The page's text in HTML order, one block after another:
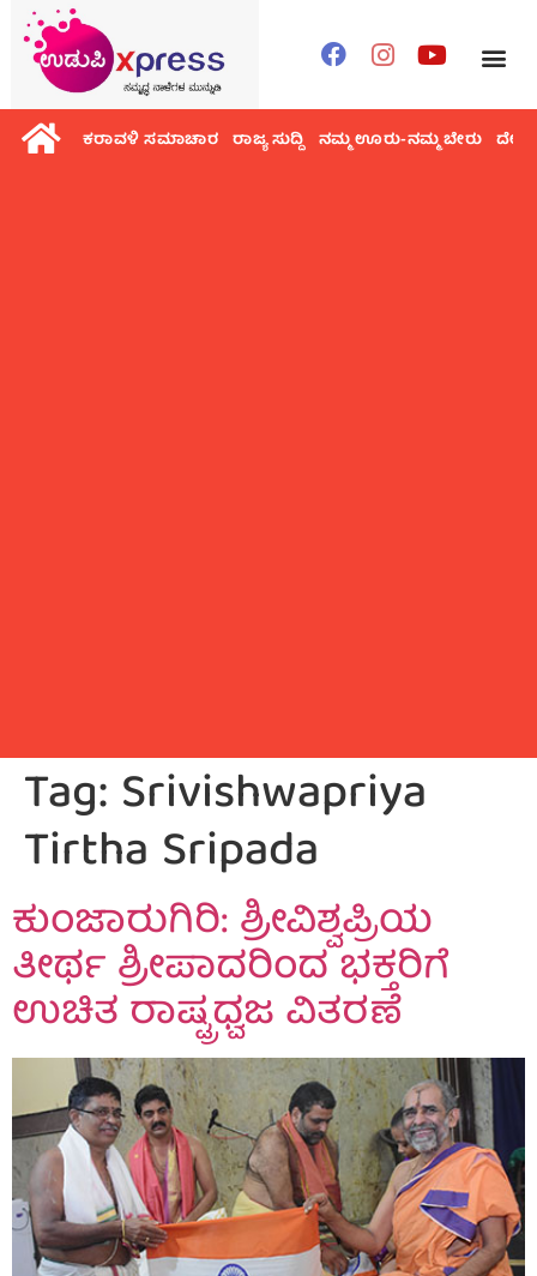
ಕರಾವಳಿ ಸಮಾಚಾರ ರಾಜ್ಯ ಸುದ್ದಿ ನಮ್ಮ ಊರು-ನಮ್ಮ ಬೇರು ದೇಶ
Tag: Srivishwapriya
Tirtha Sripada
ಕುಂಜಾರುಗಿರಿ: ಶ್ರೀವಿಶ್ವಪ್ರಿಯ
ತೀರ್ಥ ಶ್ರೀಪಾದರಿಂದ ಭಕ್ತರಿಗೆ
ಉಚಿತ ರಾಷ್ಟ್ರಧ್ವಜ ವಿತರಣೆ